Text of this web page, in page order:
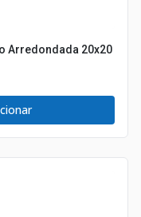
Arredondada 20x20